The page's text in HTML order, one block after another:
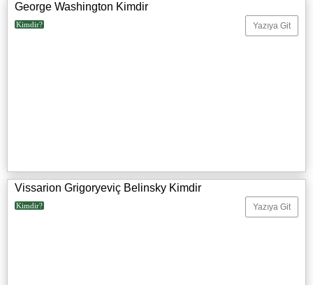
George Washington Kimdir
Kimdir? Yazıya Git
Vissarion Grigoryeviç Belinsky Kimdir
Kimdir? Yazıya Git